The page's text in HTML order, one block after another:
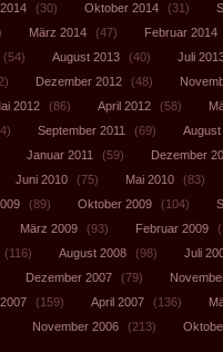
(30) Oktober 2014 (31)
März 2014 (47) Februar 2014
(54) August 2013 (40)
Juli
Dezember 2012 (48)
2012 (86) April 2012 (58)
September 2011 (69)
August
Januar 2011 (59)
Dezember
Juni 2010 (75) Mai 2010
(83)
(89) Oktober 2009 (104)
März 2009 (93) Februar 2009
(116) August 2008 (98)
Juli
Dezember 2007 (79)
(159) April 2007 (136)
November 2006
(213)